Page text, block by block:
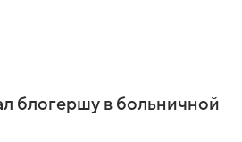
блогершу в больничной